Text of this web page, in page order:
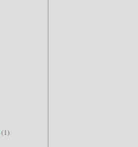
(1)